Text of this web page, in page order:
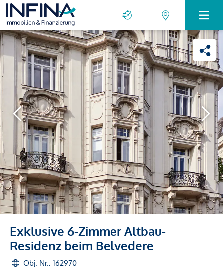
Exklusive 6-Zimmer Altbau-
Residenz beim Belvedere
Obj. Nr.: 162970